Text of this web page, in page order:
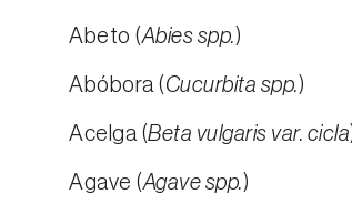
Abeto (Abies spp.)
Abóbora (Cucurbita spp.)
Acelga (Beta vulgaris var. cicla
Agave (Agave spp.)